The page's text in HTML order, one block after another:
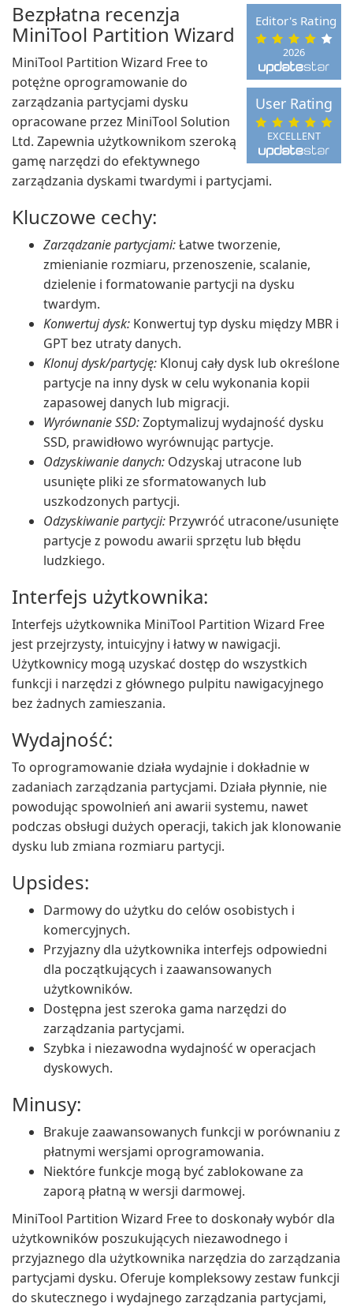
2026
Editor's Rating
EXCELLENT
User Rating
Bezpłatna recenzja
MiniTool Partition Wizard
MiniTool Partition Wizard Free to
potężne oprogramowanie do
zarządzania partycjami dysku
opracowane przez MiniTool Solution
Ltd. Zapewnia użytkownikom szeroką
gamę narzędzi do efektywnego
zarządzania dyskami twardymi i partycjami.
Kluczowe cechy:
Zarządzanie partycjami:Łatwe tworzenie,
zmienianie rozmiaru, przenoszenie, scalanie,
dzielenie i formatowanie partycji na dysku
twardym.
Konwertuj dysk: Konwertuj typ dysku między MBR i
GPT bez utraty danych.
Klonuj dysk/partycję: Klonuj cały dysk lub określone
partycje na inny dysk w celu wykonania kopii
zapasowej danych lub migracji.
Wyrównanie SSD:Zoptymalizuj wydajność dysku
SSD, prawidłowo wyrównując partycje.
Odzyskiwanie danych: Odzyskaj utracone lub
usunięte pliki ze sformatowanych lub
uszkodzonych partycji.
Odzyskiwanie partycji: Przywróć utracone/usunięte
partycje z powodu awarii sprzętu lub błędu
ludzkiego.
Interfejs użytkownika:
Interfejs użytkownika MiniTool Partition Wizard Free
jest przejrzysty, intuicyjny i łatwy w nawigacji.
Użytkownicy mogą uzyskać dostęp do wszystkich
funkcji i narzędzi z głównego pulpitu nawigacyjnego
bez żadnych zamieszania.
Wydajność:
To oprogramowanie działa wydajnie i dokładnie w
zadaniach zarządzania partycjami. Działa płynnie, nie
powodując spowolnień ani awarii systemu, nawet
podczas obsługi dużych operacji, takich jak klonowanie
dysku lub zmiana rozmiaru partycji.
Upsides:
Darmowy do użytku do celów osobistych i
komercyjnych.
Przyjazny dla użytkownika interfejs odpowiedni
dla początkujących i zaawansowanych
użytkowników.
Dostępna jest szeroka gama narzędzi do
zarządzania partycjami.
Szybka i niezawodna wydajność w operacjach
dyskowych.
Minusy:
Brakuje zaawansowanych funkcji w porównaniu z
płatnymi wersjami oprogramowania.
Niektóre funkcje mogą być zablokowane za
zaporą płatną w wersji darmowej.
MiniTool Partition Wizard Free to doskonały wybór dla
użytkowników poszukujących niezawodnego i
przyjaznego dla użytkownika narzędzia do zarządzania
partycjami dysku. Oferuje kompleksowy zestaw funkcji
do skutecznego i wydajnego zarządzania partycjami,